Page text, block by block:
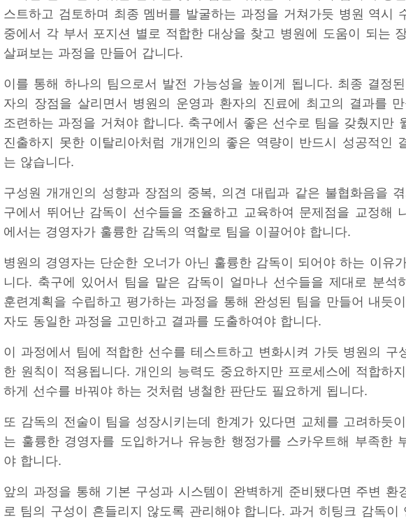
스트하고 검토하며 최종 멤버를 발굴하는 과정을 거쳐가듯 병원 역시
중에서 각 부서 포지션 별로 적합한 대상을 찾고 병원에 도움이 되는
살펴보는 과정을 만들어 갑니다.
이를 통해 하나의 팀으로서 발전 가능성을 높이게 됩니다. 최종 결정
자의 장점을 살리면서 병원의 운영과 환자의 진료에 최고의 결과를
조련하는 과정을 거쳐야 합니다. 축구에서 좋은 선수로 팀을 갖췄지만
진출하지 못한 이탈리아처럼 개개인의 좋은 역량이 반드시 성공적인
는 않습니다.
구성원 개개인의 성향과 장점의 중복, 의견 대립과 같은 불협화음을
구에서 뛰어난 감독이 선수들을 조율하고 교육하여 문제점을 교정해
에서는 경영자가 훌륭한 감독의 역할로 팀을 이끌어야 합니다.
병원의 경영자는 단순한 오너가 아닌 훌륭한 감독이 되어야 하는 이유
니다. 축구에 있어서 팀을 맡은 감독이 얼마나 선수들을 제대로 분석
훈련계획을 수립하고 평가하는 과정을 통해 완성된 팀을 만들어 내듯
자도 동일한 과정을 고민하고 결과를 도출하여야 합니다.
이 과정에서 팀에 적합한 선수를 테스트하고 변화시켜 가듯 병원의 구
한 원칙이 적용됩니다. 개인의 능력도 중요하지만 프로세스에 적합하
하게 선수를 바꿔야 하는 것처럼 냉철한 판단도 필요하게 됩니다.
또 감독의 전술이 팀을 성장시키는데 한계가 있다면 교체를 고려하듯
는 훌륭한 경영자를 도입하거나 유능한 행정가를 스카우트해 부족한
야 합니다.
앞의 과정을 통해 기본 구성과 시스템이 완벽하게 준비됐다면 주변 환
로 팀의 구성이 흔들리지 않도록 관리해야 합니다. 과거 히팅크 감독이